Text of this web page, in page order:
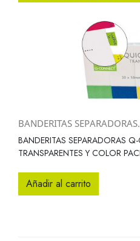
BANDERITAS
BANDERITAS SEPARADORAS
TRANSPARENTES Y COLOR
Añadir al carrito